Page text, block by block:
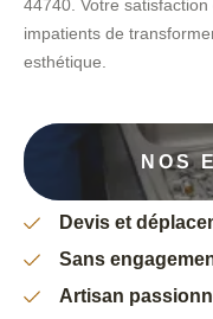
44740. Votre
impatients de
esthétique.
NOS
Devis et
Sans
Artisan